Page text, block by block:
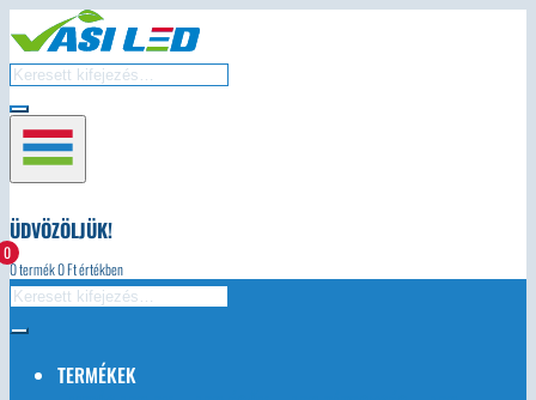
0
ÜDVÖZÖLJÜK!
0termék0Ft értékben
TERMÉKEK